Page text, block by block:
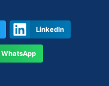
LinkedIn
WhatsApp